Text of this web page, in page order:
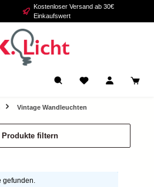
Kostenloser Versand ab 30€
Einkaufswert
Vintage Wandleuchten
Produkte filtern
gefunden.